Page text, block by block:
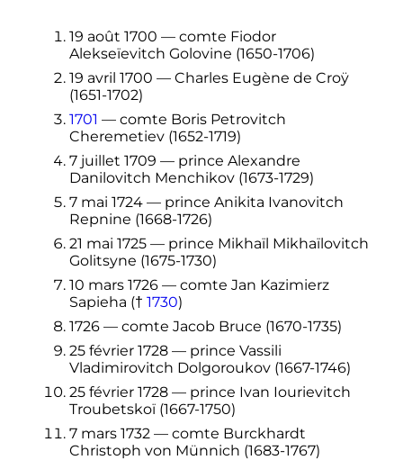
19 août 1700 — comte Fiodor
Alekseïevitch Golovine (1650-1706)
19 avril 1700 — Charles Eugène de Croÿ
(1651-1702)
1701 — comte Boris Petrovitch
Cheremetiev (1652-1719)
7 juillet 1709 — prince Alexandre
Danilovitch Menchikov (1673-1729)
7 mai 1724— prince Anikita Ivanovitch
Repnine (1668-1726)
21 mai 1725— prince Mikhaïl Mikhaïlovitch
Golitsyne (1675-1730)
10 mars 1726— comte Jan Kazimierz
Sapieha († 1730)
1726 — comte Jacob Bruce (1670-1735)
25 février 1728— prince Vassili
Vladimirovitch Dolgoroukov (1667-1746)
25 février 1728— prince Ivan Iourievitch
Troubetskoï (1667-1750)
7 mars 1732— comte Burckhardt
Christoph von Münnich (1683-1767)